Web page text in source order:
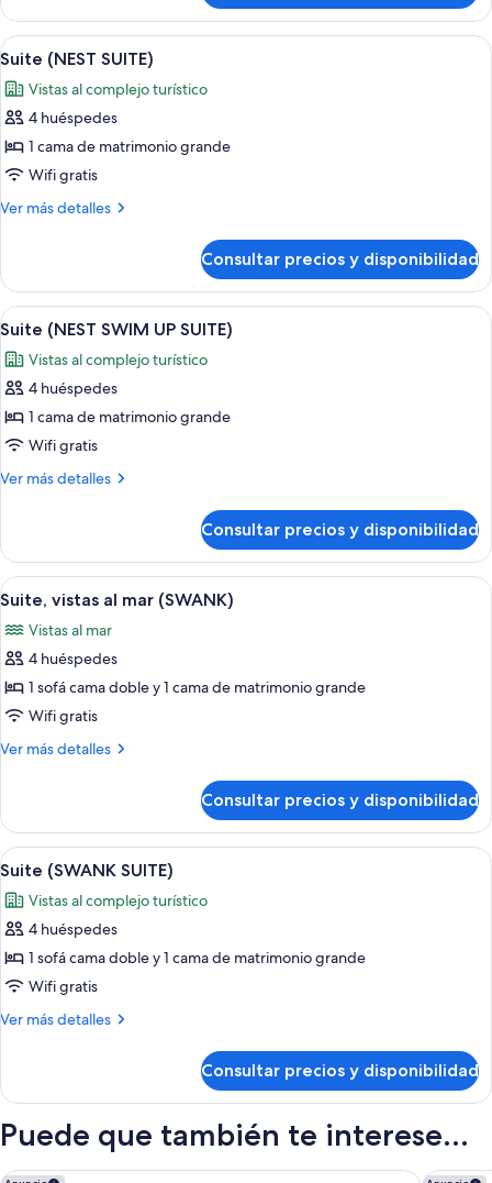
Abrir
todas
las
fotos
de
Suite
(NEST
Una habitación de hotel moderna
4
Suite (NEST SUITE)
Vistas al complejo turístico
4 huéspedes
1 cama de matrimonio grande
Wifi gratis
Ver más detalles
Más
(NEST
SUITE)
Consultar precios y disponibilidad
Abrir
todas
las
fotos
de
Suite
(NEST
SUITE)
Habitación de hotel con una cama
3
Suite (NEST SWIM UP SUITE)
Vistas al complejo turístico
4 huéspedes
1 cama de matrimonio grande
Wifi gratis
Ver más detalles
Más
(NEST
SWIM
UP
Consultar precios y disponibilidad
Abrir
todas
las
fotos
de
Suite,
vistas
(SWANK)
Una cama bien hecha con un
6
Suite, vistas al mar (SWANK)
Vistas al mar
4 huéspedes
1 sofá cama doble y 1 cama de matrimonio grande
Wifi gratis
Ver más detalles
Más
vistas
al
mar
(SWANK)
Consultar precios y disponibilidad
Abrir
todas
las
fotos
de
Suite
(SWANK
Una cama bien hecha con un
5
Suite (SWANK SUITE)
Vistas al complejo turístico
4 huéspedes
1 sofá cama doble y 1 cama de matrimonio grande
Wifi gratis
Ver más detalles
Más
(SWANK
Consultar precios y disponibilidad
Puede que también te interese...